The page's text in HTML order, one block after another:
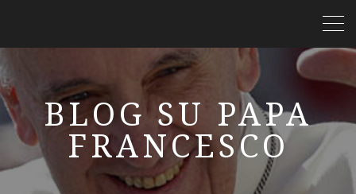
BLOG SU PAPA
FRANCESCO